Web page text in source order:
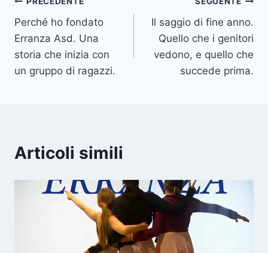
Navigazione
articoli
Perché ho fondato
Erranza Asd. Una
storia che inizia con
un gruppo di ragazzi.
Il saggio di fine anno.
Quello che i genitori
vedono, e quello che
succede prima.
Articoli simili